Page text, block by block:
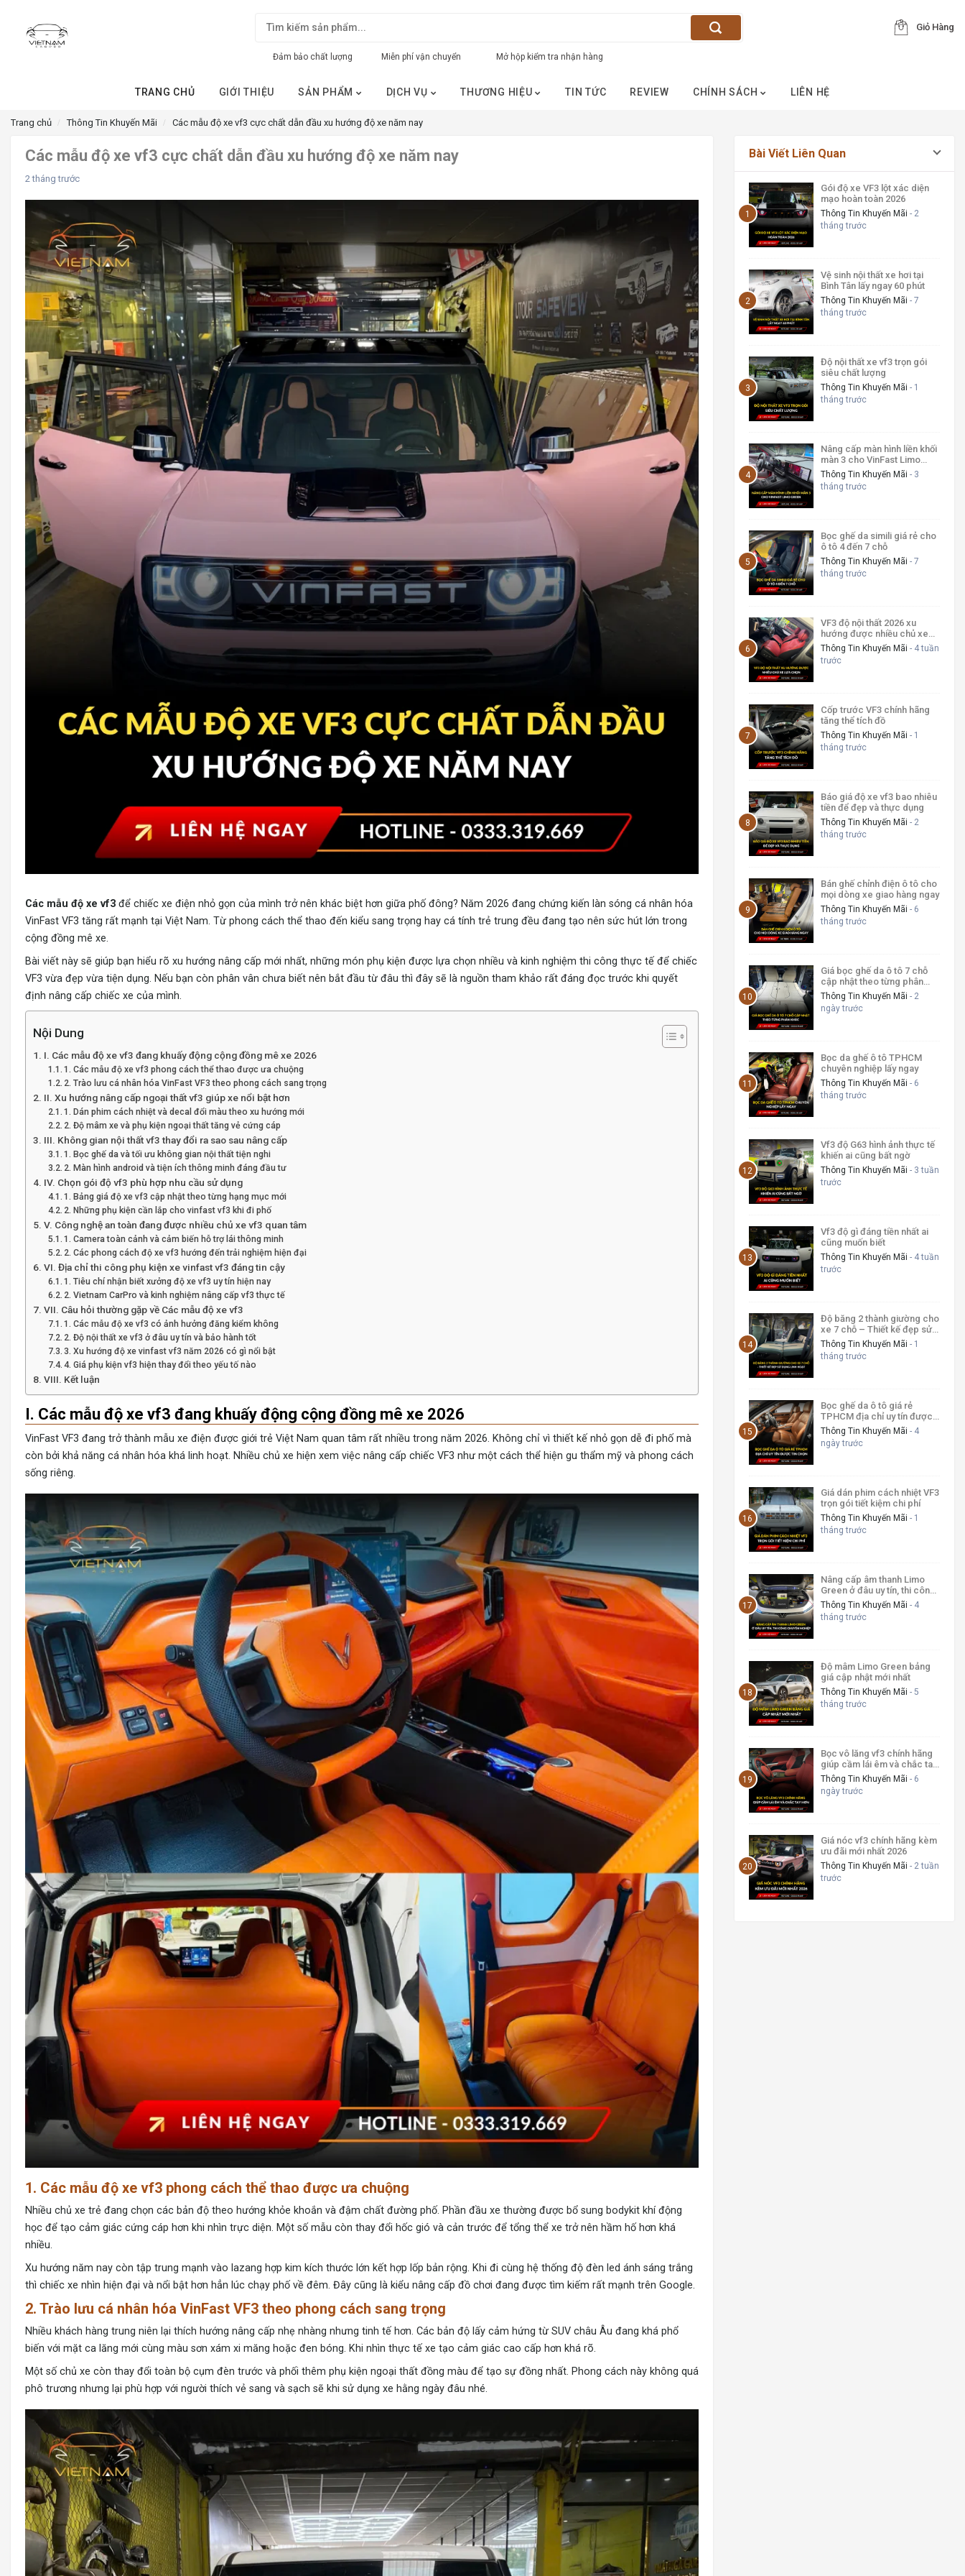
Đảm bảo chất lượng Miễn phí vận chuyển Mở hộp kiểm tra nhận hàng
Giỏ Hàng
TRANG CHỦ GIỚI THIỆU SẢN PHẨM DỊCH VỤ THƯƠNG HIỆU TIN TỨC REVIEW CHÍNH SÁCH LIÊN HỆ
Trang chủ Thông Tin Khuyến Mãi Các mẫu độ xe vf3 cực chất dẫn đầu xu hướng độ xe năm nay
Các mẫu độ xe vf3 cực chất dẫn đầu xu hướng độ xe năm nay
2 tháng trước
Các mẫu độ xe vf3 để chiếc xe điện nhỏ gọn của mình trở nên khác biệt hơn giữa phố đông? Năm 2026 đang chứng kiến làn sóng cá nhân hóa
VinFast VF3 tăng rất mạnh tại Việt Nam. Từ phong cách thể thao đến kiểu sang trọng hay cá tính trẻ trung đều đang tạo nên sức hút lớn trong
cộng đồng mê xe.
Bài viết này sẽ giúp bạn hiểu rõ xu hướng nâng cấp mới nhất, những món phụ kiện được lựa chọn nhiều và kinh nghiệm thi công thực tế để chiếc
VF3 vừa đẹp vừa tiện dụng. Nếu bạn còn phân vân chưa biết nên bắt đầu từ đâu thì đây sẽ là nguồn tham khảo rất đáng đọc trước khi quyết
định nâng cấp chiếc xe của mình.
Nội Dung
I. Các mẫu độ xe vf3 đang khuấy động cộng đồng mê xe 2026
1. Các mẫu độ xe vf3 phong cách thể thao được ưa chuộng
2. Trào lưu cá nhân hóa VinFast VF3 theo phong cách sang trọng
II. Xu hướng nâng cấp ngoại thất vf3 giúp xe nổi bật hơn
1. Dán phim cách nhiệt và decal đổi màu theo xu hướng mới
2. Độ mâm xe và phụ kiện ngoại thất tăng vẻ cứng cáp
III. Không gian nội thất vf3 thay đổi ra sao sau nâng cấp
1. Bọc ghế da và tối ưu không gian nội thất tiện nghi
2. Màn hình android và tiện ích thông minh đáng đầu tư
IV. Chọn gói độ vf3 phù hợp nhu cầu sử dụng
1. Bảng giá độ xe vf3 cập nhật theo từng hạng mục mới
2. Những phụ kiện cần lắp cho vinfast vf3 khi đi phố
V. Công nghệ an toàn đang được nhiều chủ xe vf3 quan tâm
1. Camera toàn cảnh và cảm biến hỗ trợ lái thông minh
2. Các phong cách độ xe vf3 hướng đến trải nghiệm hiện đại
VI. Địa chỉ thi công phụ kiện xe vinfast vf3 đáng tin cậy
1. Tiêu chí nhận biết xưởng độ xe vf3 uy tín hiện nay
2. Vietnam CarPro và kinh nghiệm nâng cấp vf3 thực tế
VII. Câu hỏi thường gặp về Các mẫu độ xe vf3
1. Các mẫu độ xe vf3 có ảnh hưởng đăng kiểm không
2. Độ nội thất xe vf3 ở đâu uy tín và bảo hành tốt
3. Xu hướng độ xe vinfast vf3 năm 2026 có gì nổi bật
4. Giá phụ kiện vf3 hiện thay đổi theo yếu tố nào
VIII. Kết luận
I. Các mẫu độ xe vf3 đang khuấy động cộng đồng mê xe 2026
VinFast VF3 đang trở thành mẫu xe điện được giới trẻ Việt Nam quan tâm rất nhiều trong năm 2026. Không chỉ vì thiết kế nhỏ gọn dễ đi phố mà
còn bởi khả năng cá nhân hóa khá linh hoạt. Nhiều chủ xe hiện xem việc nâng cấp chiếc VF3 như một cách thể hiện gu thẩm mỹ và phong cách
sống riêng.
1. Các mẫu độ xe vf3 phong cách thể thao được ưa chuộng
Nhiều chủ xe trẻ đang chọn các bản độ theo hướng khỏe khoắn và đậm chất đường phố. Phần đầu xe thường được bổ sung bodykit khí động
học để tạo cảm giác cứng cáp hơn khi nhìn trực diện. Một số mẫu còn thay đổi hốc gió và cản trước để tổng thể xe trở nên hầm hố hơn khá
nhiều.
Xu hướng năm nay còn tập trung mạnh vào lazang hợp kim kích thước lớn kết hợp lốp bản rộng. Khi đi cùng hệ thống độ đèn led ánh sáng trắng
thì chiếc xe nhìn hiện đại và nổi bật hơn hẳn lúc chạy phố về đêm. Đây cũng là kiểu nâng cấp đồ chơi đang được tìm kiếm rất mạnh trên Google.
2. Trào lưu cá nhân hóa VinFast VF3 theo phong cách sang trọng
Nhiều khách hàng trung niên lại thích hướng nâng cấp nhẹ nhàng nhưng tinh tế hơn. Các bản độ lấy cảm hứng từ SUV châu Âu đang khá phổ
biến với mặt ca lăng mới cùng màu sơn xám xi măng hoặc đen bóng. Khi nhìn thực tế xe tạo cảm giác cao cấp hơn khá rõ.
Một số chủ xe còn thay đổi toàn bộ cụm đèn trước và phối thêm phụ kiện ngoại thất đồng màu để tạo sự đồng nhất. Phong cách này không quá
phô trương nhưng lại phù hợp với người thích vẻ sang và sạch sẽ khi sử dụng xe hằng ngày đâu nhé.
Bài Viết Liên Quan
Gói độ xe VF3 lột xác diện
mạo hoàn toàn 2026
Thông Tin Khuyến Mãi - 2
tháng trước
Vệ sinh nội thất xe hơi tại
Bình Tân lấy ngay 60 phút
Thông Tin Khuyến Mãi - 7
tháng trước
Độ nội thất xe vf3 trọn gói
siêu chất lượng
Thông Tin Khuyến Mãi - 1
tháng trước
Nâng cấp màn hình liền khối
màn 3 cho VinFast Limo
Green
Thông Tin Khuyến Mãi - 3
tháng trước
Bọc ghế da simili giá rẻ cho
ô tô 4 đến 7 chỗ
Thông Tin Khuyến Mãi - 7
tháng trước
VF3 độ nội thất 2026 xu
hướng được nhiều chủ xe
lựa chọn
Thông Tin Khuyến Mãi - 4 tuần
trước
Cốp trước VF3 chính hãng
tăng thể tích đồ
Thông Tin Khuyến Mãi - 1
tháng trước
Báo giá độ xe vf3 bao nhiêu
tiền để đẹp và thực dụng
Thông Tin Khuyến Mãi - 2
tháng trước
Bán ghế chỉnh điện ô tô cho
mọi dòng xe giao hàng ngay
Thông Tin Khuyến Mãi - 6
tháng trước
Giá bọc ghế da ô tô 7 chỗ
cập nhật theo từng phân
khúc
Thông Tin Khuyến Mãi - 2
ngày trước
Bọc da ghế ô tô TPHCM
chuyên nghiệp lấy ngay
Thông Tin Khuyến Mãi - 6
tháng trước
Vf3 độ G63 hình ảnh thực tế
khiến ai cũng bất ngờ
Thông Tin Khuyến Mãi - 3 tuần
trước
Vf3 độ gì đáng tiền nhất ai
cũng muốn biết
Thông Tin Khuyến Mãi - 4 tuần
trước
Độ băng 2 thành giường cho
xe 7 chỗ – Thiết kế đẹp sử
dụng linh hoạt
Thông Tin Khuyến Mãi - 1
tháng trước
Bọc ghế da ô tô giá rẻ
TPHCM địa chỉ uy tín được
tin chọn
Thông Tin Khuyến Mãi - 4
ngày trước
Giá dán phim cách nhiệt VF3
trọn gói tiết kiệm chi phí
Thông Tin Khuyến Mãi - 1
tháng trước
Nâng cấp âm thanh Limo
Green ở đâu uy tín, thi công
chuyên nghiệp
Thông Tin Khuyến Mãi - 4
tháng trước
Độ mâm Limo Green bảng
giá cập nhật mới nhất
Thông Tin Khuyến Mãi - 5
tháng trước
Bọc vô lăng vf3 chính hãng
giúp cầm lái êm và chắc tay
hơn
Thông Tin Khuyến Mãi - 6
ngày trước
Giá nóc vf3 chính hãng kèm
ưu đãi mới nhất 2026
Thông Tin Khuyến Mãi - 2 tuần
trước